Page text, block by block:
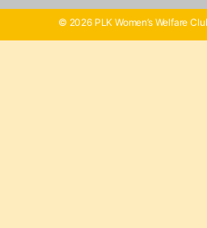
© 2026 PLK Women’s Welfare